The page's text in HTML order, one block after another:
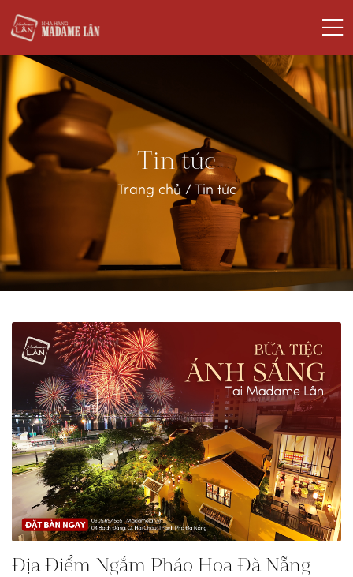
Tin tức
Trang chủ / Tin tức
Địa Điểm Ngắm Pháo Hoa Đà Nẵng